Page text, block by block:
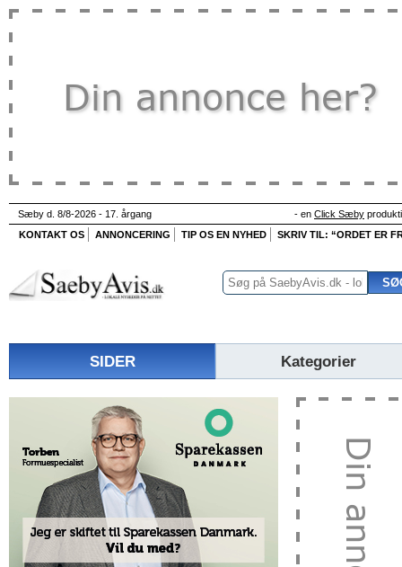
Sæby d. 8/8-2026 - 17. årgang - en Click Sæby
KONTAKT OS
ANNONCERING TIP OS EN NYHED SKRIV TIL: “ORDET ER
SIDER Kategorier